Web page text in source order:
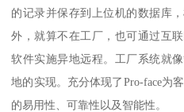
的记录并保存到上位机的数据库
外，就算不在工厂，也可通过互
软件实施异地远程。工厂系统就
地的实现。充分体现了Pro-face为
的易用性、可靠性以及智能性。